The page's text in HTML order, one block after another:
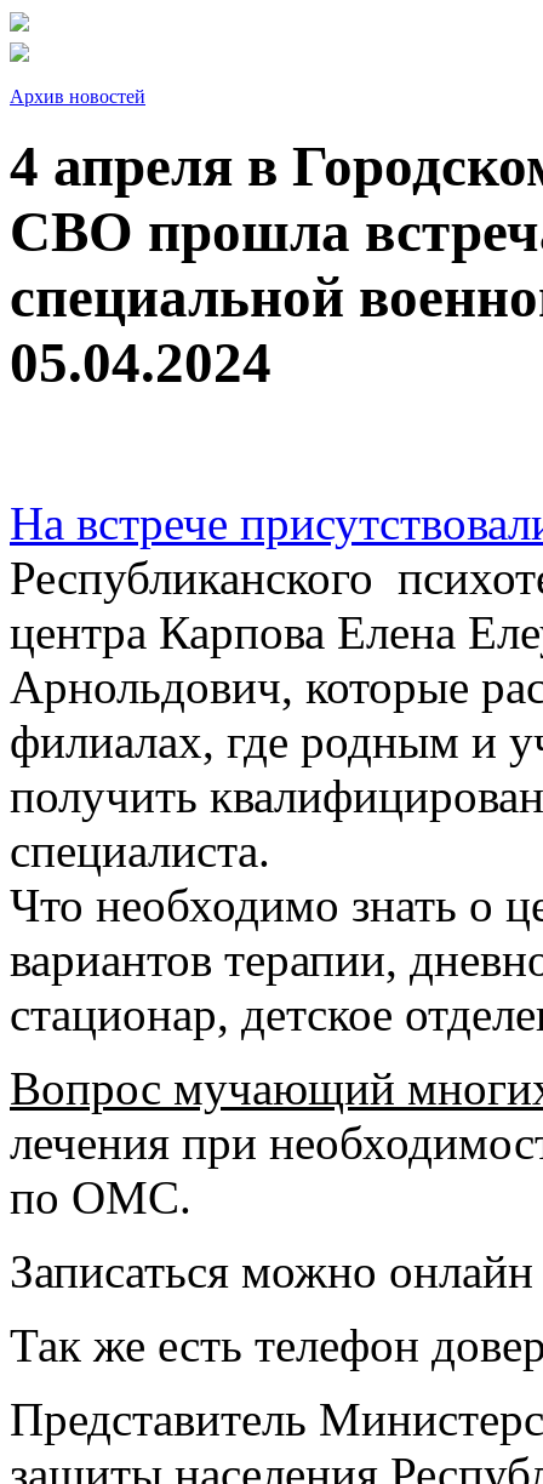
Архив новостей
4 апреля в
СВО прошла
специальной
05.04.2024
На встрече
Республиканского
центра Карпова Елена
Арнольдович, которые
филиалах, где родным и
получить
специалиста.
Что необходимо знать о
вариантов терапии,
стационар, детское
Вопрос мучающий
лечения при
по ОМС.
Записаться можно
Так же есть телефон
Представитель
защиты населения